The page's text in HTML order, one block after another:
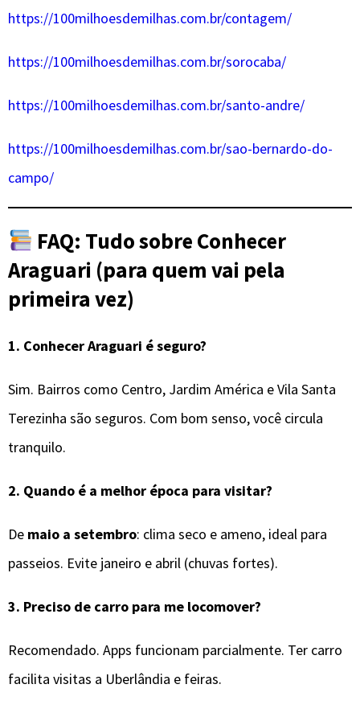
https://100milhoesdemilhas.com.br/contagem/
https://100milhoesdemilhas.com.br/sorocaba/
https://100milhoesdemilhas.com.br/santo-andre/
https://100milhoesdemilhas.com.br/sao-bernardo-do-
campo/
FAQ: Tudo sobre Conhecer
Araguari (para quem vai pela
primeira vez)
1. Conhecer Araguari é seguro?
Sim. Bairros como Centro, Jardim América e Vila Santa
Terezinha são seguros. Com bom senso, você circula
tranquilo.
2. Quando é a melhor época para visitar?
De maio a setembro: clima seco e ameno, ideal para
passeios. Evite janeiro e abril (chuvas fortes).
3. Preciso de carro para me locomover?
Recomendado. Apps funcionam parcialmente. Ter carro
facilita visitas a Uberlândia e feiras.